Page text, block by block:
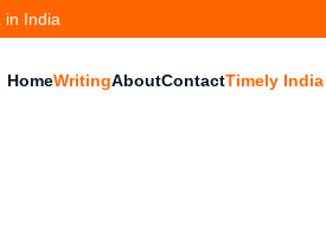
in India
HomeWritingAboutContactTimely India